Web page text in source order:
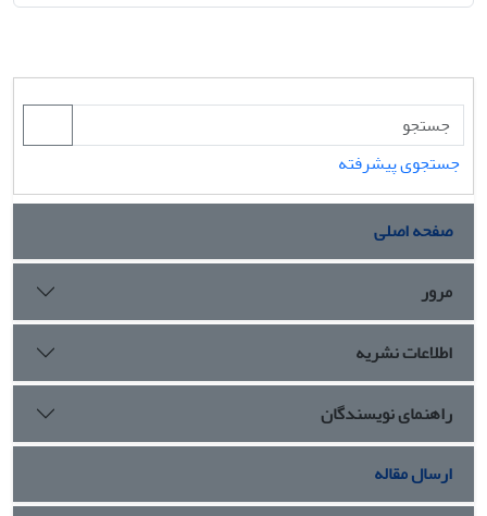
جستجوی پیشرفته
صفحه اصلی
مرور
اطلاعات نشریه
راهنمای نویسندگان
ارسال مقاله